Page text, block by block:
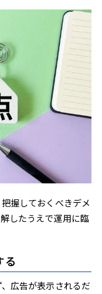
握しておくべきデメ
したうえで運用に臨
る
広告が表示されるだ